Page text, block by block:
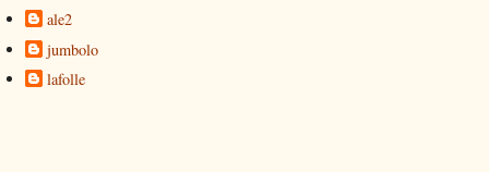
ale2
jumbolo
lafolle